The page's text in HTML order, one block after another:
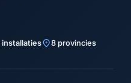
installatieslocation_on8 provincies